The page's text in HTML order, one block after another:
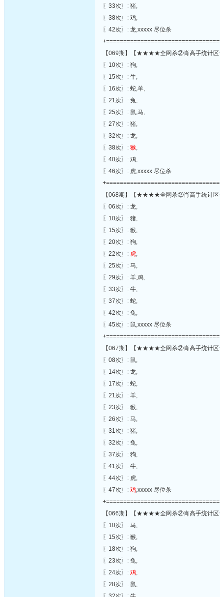
〖33次〗: 猪,
〖38次〗: 鸡,
〖42次〗: 龙,xxxxx 尽位杀
【069期】【★★★★全网杀②肖高手统计
〖10次〗: 狗,
〖15次〗: 牛,
〖16次〗: 蛇,羊,
〖21次〗: 兔,
〖25次〗: 鼠,马,
〖27次〗: 猪,
〖32次〗: 龙,
〖38次〗: 猴,
〖40次〗: 鸡,
〖46次〗: 虎,xxxxx 尽位杀
【068期】【★★★★全网杀②肖高手统计
〖06次〗: 龙,
〖10次〗: 猪,
〖15次〗: 猴,
〖20次〗: 狗,
〖22次〗: 虎,
〖25次〗: 马,
〖29次〗: 羊,鸡,
〖33次〗: 牛,
〖37次〗: 蛇,
〖42次〗: 兔,
〖45次〗: 鼠,xxxxx 尽位杀
【067期】【★★★★全网杀②肖高手统计
〖08次〗: 鼠,
〖14次〗: 龙,
〖17次〗: 蛇,
〖21次〗: 羊,
〖23次〗: 猴,
〖26次〗: 马,
〖31次〗: 猪,
〖32次〗: 兔,
〖37次〗: 狗,
〖41次〗: 牛,
〖44次〗: 虎,
〖47次〗: 鸡,xxxxx 尽位杀
【066期】【★★★★全网杀②肖高手统计
〖10次〗: 马,
〖15次〗: 猴,
〖18次〗: 狗,
〖23次〗: 兔,
〖24次〗: 鸡,
〖28次〗: 鼠,